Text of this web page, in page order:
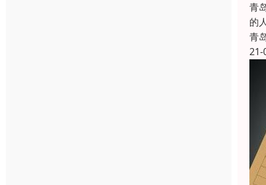
青
的
青
21-